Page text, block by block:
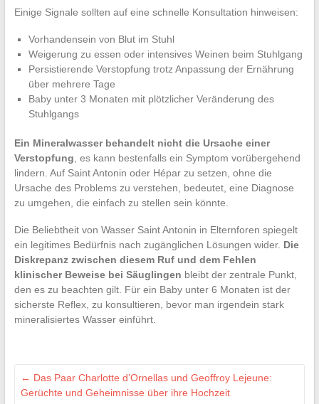
Einige Signale sollten auf eine schnelle Konsultation hinweisen:
Vorhandensein von Blut im Stuhl
Weigerung zu essen oder intensives Weinen beim Stuhlgang
Persistierende Verstopfung trotz Anpassung der Ernährung
über mehrere Tage
Baby unter 3 Monaten mit plötzlicher Veränderung des
Stuhlgangs
Ein Mineralwasser behandelt nicht die Ursache einer
Verstopfung, es kann bestenfalls ein Symptom vorübergehend
lindern. Auf Saint Antonin oder Hépar zu setzen, ohne die
Ursache des Problems zu verstehen, bedeutet, eine Diagnose
zu umgehen, die einfach zu stellen sein könnte.
Die Beliebtheit von Wasser Saint Antonin in Elternforen spiegelt
ein legitimes Bedürfnis nach zugänglichen Lösungen wider. Die
Diskrepanz zwischen diesem Ruf und dem Fehlen
klinischer Beweise bei Säuglingen bleibt der zentrale Punkt,
den es zu beachten gilt. Für ein Baby unter 6 Monaten ist der
sicherste Reflex, zu konsultieren, bevor man irgendein stark
mineralisiertes Wasser einführt.
← Das Paar Charlotte d’Ornellas und Geoffroy Lejeune:
Gerüchte und Geheimnisse über ihre Hochzeit